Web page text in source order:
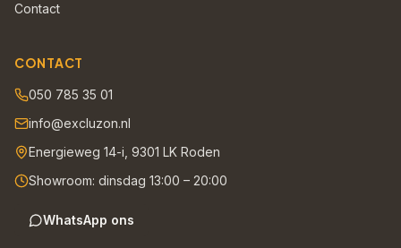
Contact
CONTACT
050 785 35 01
info@excluzon.nl
Energieweg 14-i, 9301 LK Roden
Showroom: dinsdag 13:00 – 20:00
WhatsApp ons